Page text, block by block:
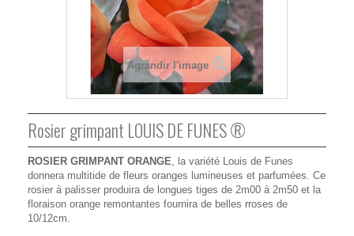
Agrandir l'image
Rosier grimpant LOUIS DE FUNES ®
ROSIER GRIMPANT ORANGE, la variété Louis de Funes
donnera multitide de fleurs oranges lumineuses et parfumées. Ce
rosier à palisser produira de longues tiges de 2m00 à 2m50 et la
floraison orange remontantes fournira de belles rroses de
10/12cm.